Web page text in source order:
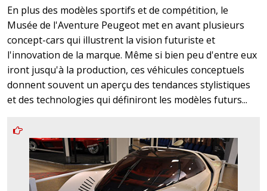
En plus des modèles sportifs et de compétition, le
Musée de l'Aventure Peugeot met en avant plusieurs
concept-cars qui illustrent la vision futuriste et
l'innovation de la marque. Même si bien peu d'entre eux
iront jusqu'à la production, ces véhicules conceptuels
donnent souvent un aperçu des tendances stylistiques
et des technologies qui définiront les modèles futurs...